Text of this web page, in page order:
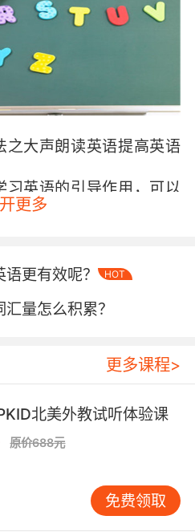
之大声朗读英语提高英语
习英语的引导作用，可以
画电影或者是一些英语小
较擅长模仿的，那么家长
的角色来进行口语交流，
升孩子的英语语感，每
有效提升孩子的英语水
之结合生活物品来教学更
不像之前那么死板，大家
所需要的学习视频，也可
班以更加有效的提升学
更多
更有效呢？ HOT
量怎么积累？
更多课程>
北美外教试听体验课
原价688元
免费领取